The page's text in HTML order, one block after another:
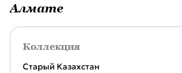
Алмате
Коллекция
Старый Казахстан